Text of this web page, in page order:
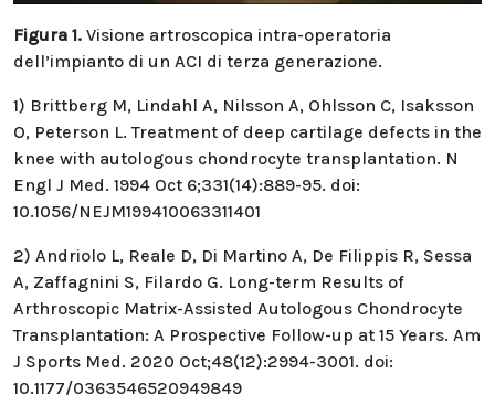
Figura 1. Visione artroscopica intra-operatoria
dell’impianto di un ACI di terza generazione.
1) Brittberg M, Lindahl A, Nilsson A, Ohlsson C, Isaksson
O, Peterson L. Treatment of deep cartilage defects in the
knee with autologous chondrocyte transplantation. N
Engl J Med. 1994 Oct 6;331(14):889-95. doi:
10.1056/NEJM199410063311401
2) Andriolo L, Reale D, Di Martino A, De Filippis R, Sessa
A, Zaffagnini S, Filardo G. Long-term Results of
Arthroscopic Matrix-Assisted Autologous Chondrocyte
Transplantation: A Prospective Follow-up at 15 Years. Am
J Sports Med. 2020 Oct;48(12):2994-3001. doi:
10.1177/0363546520949849